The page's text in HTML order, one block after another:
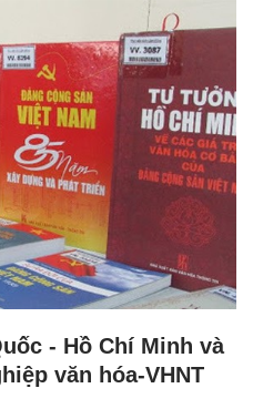
- Hồ Chí Minh và
văn hóa-VHNT